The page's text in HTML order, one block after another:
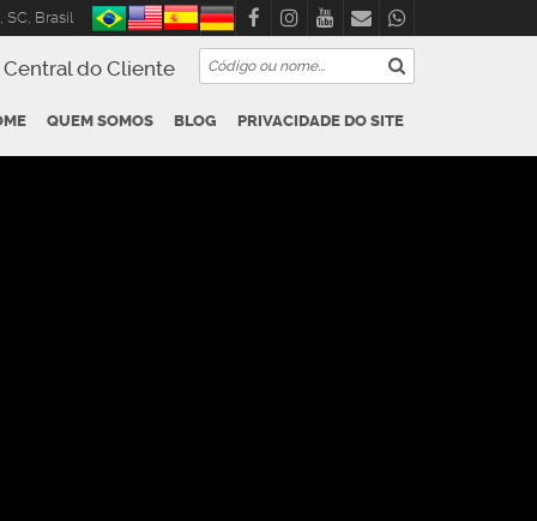
, SC, Brasil
Central do Cliente
PRIVACIDADE DO SITE
BLOG
QUEM SOMOS